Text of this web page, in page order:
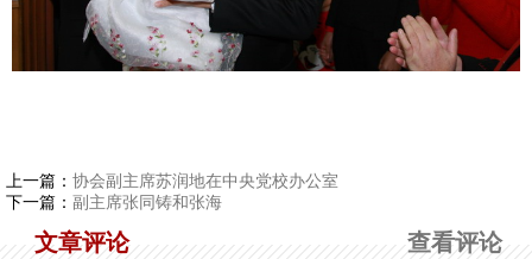
上一篇： 协会副主席苏润地在中央党校办公室
下一篇： 副主席张同铸和张海
查看评论
文章评论